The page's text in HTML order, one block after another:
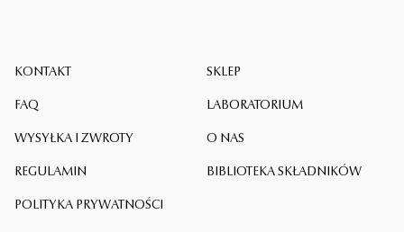
KONTAKT
FAQ
WYSYŁKA I ZWROTY
REGULAMIN
POLITYKA PRYWATNOŚCI
SKLEP
LABORATORIUM
O NAS
BIBLIOTEKA SKŁADNIKÓW